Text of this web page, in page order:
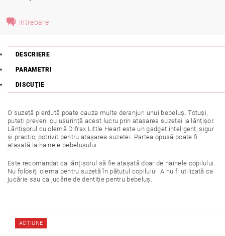
intrebare
DESCRIERE
PARAMETRI
DISCUŢIE
O suzetă pierdută poate cauza multe deranjuri unui bebeluș. Totuși,
puteți preveni cu ușurință acest lucru prin atașarea suzetei la lănțișor.
Lănțișorul cu clemă Difrax Little Heart este un gadget inteligent, sigur
și practic, potrivit pentru atașarea suzetei. Partea opusă poate fi
atașată la hainele bebelușului.
Este recomandat ca lănțișorul să fie atașată doar de hainele copilului.
Nu folosiți clema pentru suzetă în pătuțul copilului. A nu fi utilizată ca
jucărie sau ca jucărie de dentiție pentru bebeluș.
ACȚIUNE